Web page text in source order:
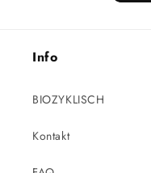
Info
BIOZYKLISCH
Kontakt